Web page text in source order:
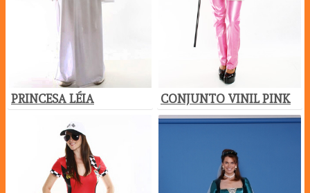
PRINCESA LÉIA CONJUNTO VINIL PINK